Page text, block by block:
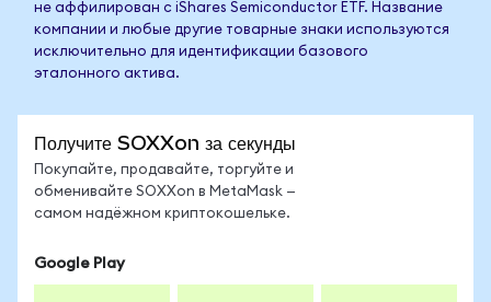
не аффилирован с iShares Semiconductor ETF. Название
компании и любые другие товарные знаки используются
исключительно для идентификации базового
эталонного актива.
Получите SOXXon за секунды
Покупайте, продавайте, торгуйте и
обменивайте SOXXon в MetaMask —
самом надёжном криптокошельке.
Google Play